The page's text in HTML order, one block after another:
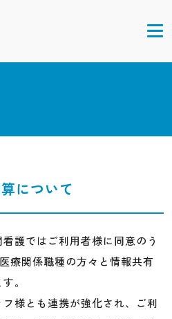
について
護ではご利用者様に同意のう
療関係職種の方々と情報共有
。
様とも連携が強化され、ご利